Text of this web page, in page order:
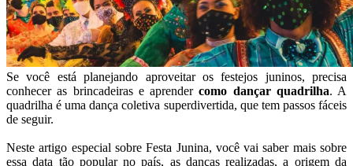
Se você está planejando aproveitar os festejos juninos, precisa
conhecer as brincadeiras e aprendercomo dançar quadrilha. A
quadrilha é uma dança coletiva superdivertida, que tem passos fáceis
de seguir.
Neste artigo especial sobre Festa Junina, você vai saber mais sobre
essa data tão popular no país, as danças realizadas, a origem da